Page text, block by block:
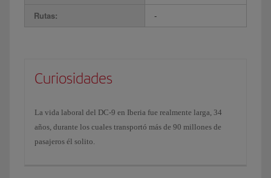
Rutas:
-
Curiosidades
La vida laboral del DC-9 en Iberia fue realmente larga, 34
años, durante los cuales transportó más de 90 millones de
pasajeros él solito.